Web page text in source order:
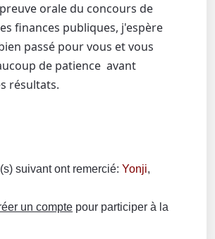
orale du concours de
finances publiques, j'espère
passé pour vous et vous
de patience avant
résultats.
suivant ont remercié: Yonji,
un compte pour participer à la